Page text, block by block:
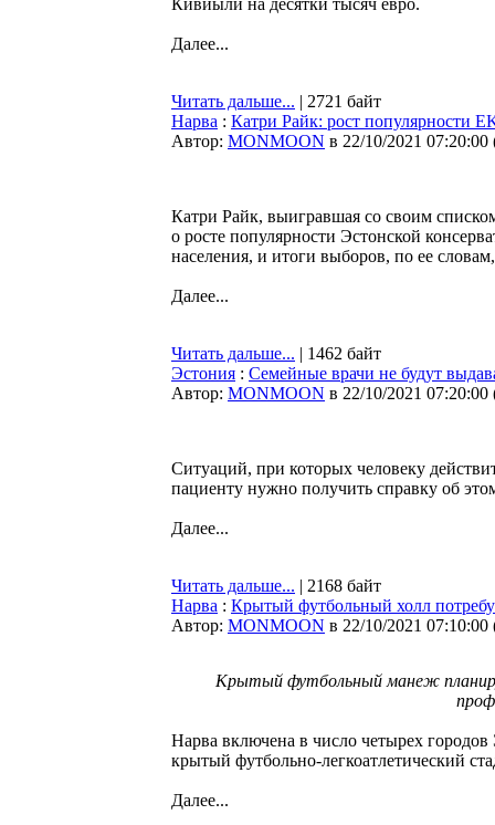
Кивиыли на десятки тысяч евро.
Далее...
Читать дальше... | 2721 байт
Нарва : Катри Райк: рост популярности
Автор: MONMOON в 22/10/2021 07:20:00
Катри Райк, выигравшая со своим
о росте популярности Эстонской
населения, и итоги выборов, по ее
Далее...
Читать дальше... | 1462 байт
Эстония : Семейные врачи не будут
Автор: MONMOON в 22/10/2021 07:20:00
Ситуаций, при которых человеку
пациенту нужно получить справку об
Далее...
Читать дальше... | 2168 байт
Нарва : Крытый футбольный холл
Автор: MONMOON в 22/10/2021 07:10:00
Крытый футбольный манеж
Нарва включена в число четырех
крытый футбольно-легкоатлетический
Далее...